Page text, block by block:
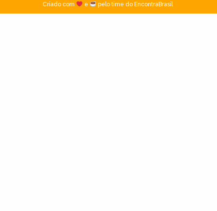
Criado com
e pelo time do EncontraBrasil